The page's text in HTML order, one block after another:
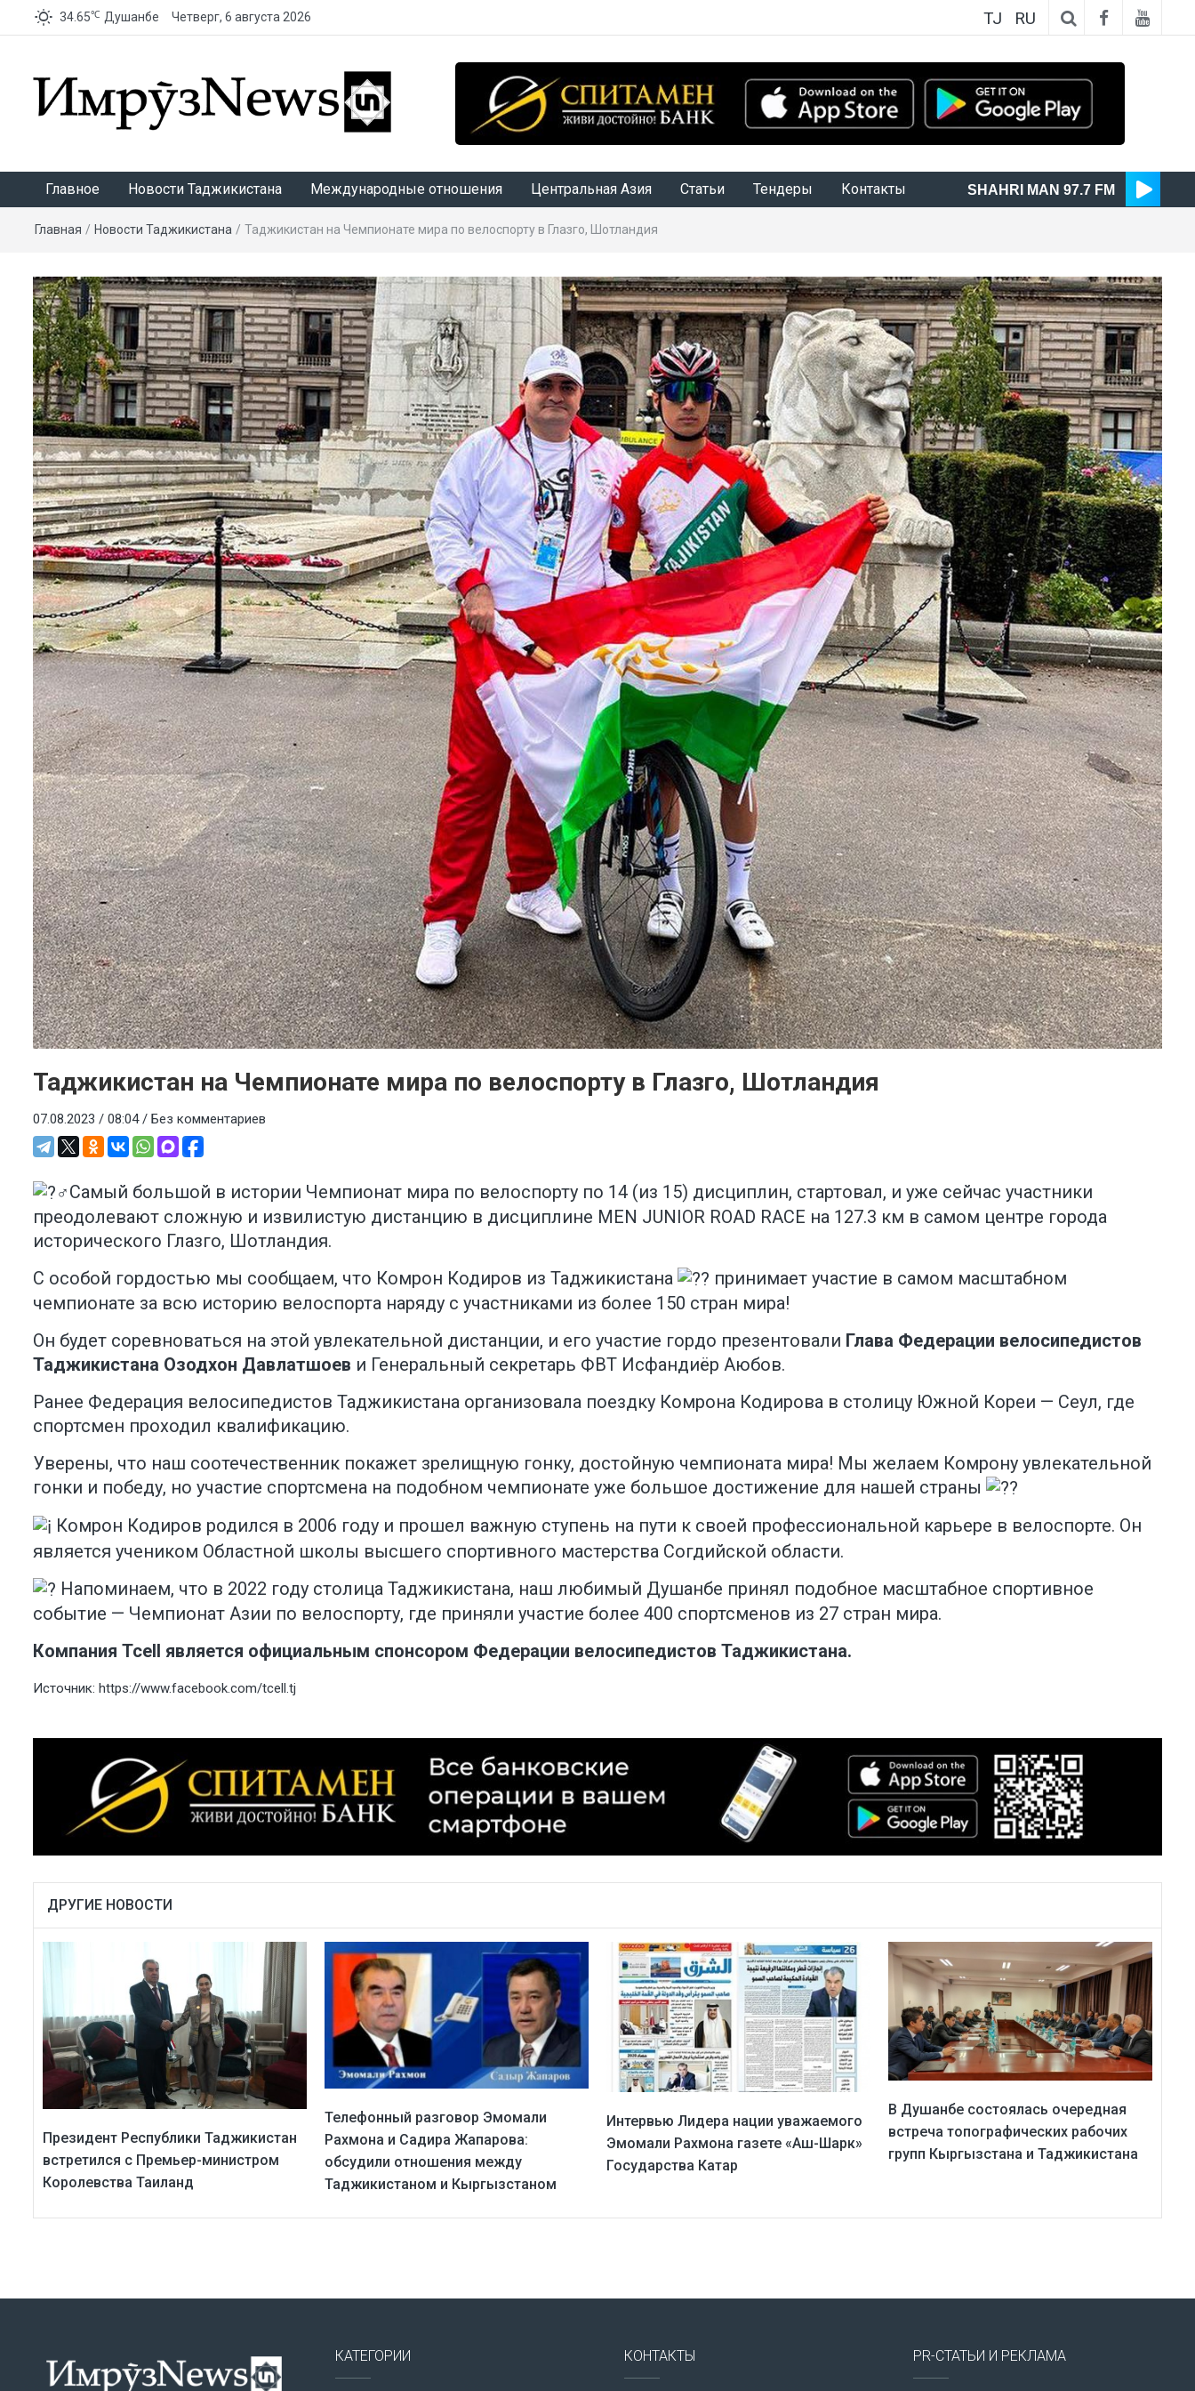
34.65℃ Душанбе Четверг, 6 августа 2026 TJ RU
Главное Новости Таджикистана Международные отношения Центральная Азия Статьи Тендеры Контакты SHAHRI MAN 97.7 FM
Главная / Новости Таджикистана / Таджикистан на Чемпионате мира по велоспорту в Глазго, Шотландия
Таджикистан на Чемпионате мира по велоспорту в Глазго, Шотландия
07.08.2023 / 08:04 / Без комментариев
Самый большой в истории Чемпионат мира по велоспорту по 14 (из 15) дисциплин, стартовал, и уже сейчас участники
преодолевают сложную и извилистую дистанцию в дисциплине MEN JUNIOR ROAD RACE на 127.3 км в самом центре города
исторического Глазго, Шотландия.
С особой гордостью мы сообщаем, что Комрон Кодиров из Таджикистана
принимает участие в самом масштабном
чемпионате за всю историю велоспорта наряду с участниками из более 150 стран мира!
Он будет соревноваться на этой увлекательной дистанции, и его участие гордо презентовали Глава Федерации велосипедистов
Таджикистана Озодхон Давлатшоев и Генеральный секретарь ФВТ Исфандиёр Аюбов.
Ранее Федерация велосипедистов Таджикистана организовала поездку Комрона Кодирова в столицу Южной Кореи — Сеул, где
спортсмен проходил квалификацию.
Уверены, что наш соотечественник покажет зрелищную гонку, достойную чемпионата мира! Мы желаем Комрону увлекательной
гонки и победу, но участие спортсмена на подобном чемпионате уже большое достижение для нашей страны
Комрон Кодиров родился в 2006 году и прошел важную ступень на пути к своей профессиональной карьере в велоспорте. Он
является учеником Областной школы высшего спортивного мастерства Согдийской области.
Напоминаем, что в 2022 году столица Таджикистана, наш любимый Душанбе принял подобное масштабное спортивное
событие — Чемпионат Азии по велоспорту, где приняли участие более 400 спортсменов из 27 стран мира.
Компания Tcell является официальным спонсором Федерации велосипедистов Таджикистана.
Источник: https://www.facebook.com/tcell.tj
ДРУГИЕ НОВОСТИ
Президент Республики Таджикистан
встретился с Премьер-министром
Королевства Таиланд
Телефонный разговор Эмомали
Рахмона и Садира Жапарова:
обсудили отношения между
Таджикистаном и Кыргызстаном
Интервью Лидера нации уважаемого
Эмомали Рахмона газете «Аш-Шарк»
Государства Катар
В Душанбе состоялась очередная
встреча топографических рабочих
групп Кыргызстана и Таджикистана
КАТЕГОРИИ КОНТАКТЫ PR-СТАТЬИ И РЕКЛАМА